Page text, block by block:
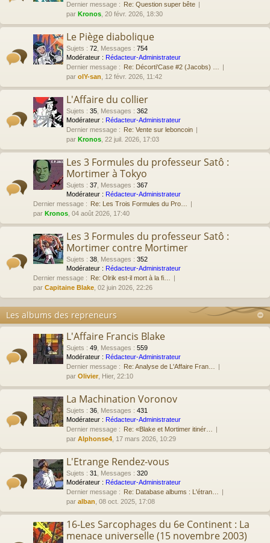
Dernier message : Re: Question super bête
par Kronos , 20 févr. 2026, 18:30
Le Piège diabolique
Sujets : 72 Messages : 754
Modérateur : Rédacteur-Administrateur
Dernier message : Re: Décorti'Case #2 (Jacobs) …
par olY-san , 12 févr. 2026, 11:42
L'Affaire du collier
Sujets : 35 Messages : 362
Modérateur : Rédacteur-Administrateur
Dernier message : Re: Vente sur leboncoin
par Kronos , 22 juil. 2026, 17:03
Les 3 Formules du professeur Satô :
Mortimer à Tokyo
Sujets : 37 Messages : 367
Modérateur : Rédacteur-Administrateur
Dernier message : Re: Les Trois Formules du Pro…
par Kronos , 04 août 2026, 17:40
Les 3 Formules du professeur Satô :
Mortimer contre Mortimer
Sujets : 38 Messages : 352
Modérateur : Rédacteur-Administrateur
Dernier message : Re: Olrik est-il mort à la fi…
par Capitaine Blake , 02 juin 2026, 22:26
Les albums des repreneurs
L'Affaire Francis Blake
Sujets : 49 Messages : 559
Modérateur : Rédacteur-Administrateur
Dernier message : Re: Analyse de L'Affaire Fran…
par Olivier , Hier, 22:10
La Machination Voronov
Sujets : 36 Messages : 431
Modérateur : Rédacteur-Administrateur
Dernier message : Re: «Blake et Mortimer itinér…
par Alphonse4 , 17 mars 2026, 10:29
L'Etrange Rendez-vous
Sujets : 31 Messages : 320
Modérateur : Rédacteur-Administrateur
Dernier message : Re: Database albums : L'étran…
par alban , 08 oct. 2025, 17:08
16-Les Sarcophages du 6e Continent : La
menace universelle (15 novembre 2003)